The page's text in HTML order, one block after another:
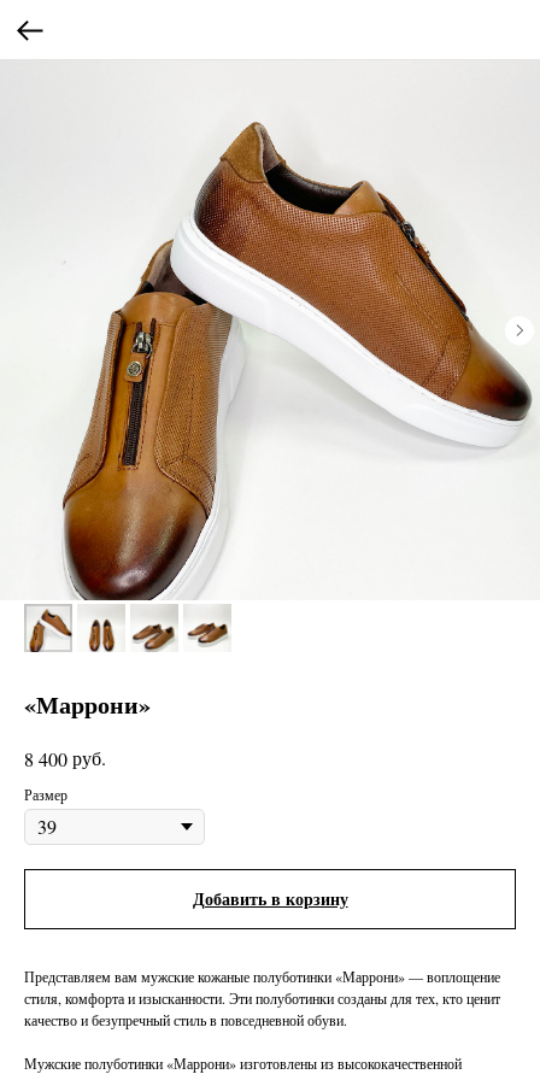
«Маррони»
8 400руб.
Размер
Добавить в корзину
Представляем вам мужские кожаные полуботинки «Маррони» — воплощение
стиля, комфорта и изысканности. Эти полуботинки созданы для тех, кто ценит
качество и безупречный стиль в повседневной обуви.
Мужские полуботинки «Маррони» изготовлены из высококачественной